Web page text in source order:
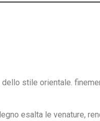
stile orientale.
esalta le venature,